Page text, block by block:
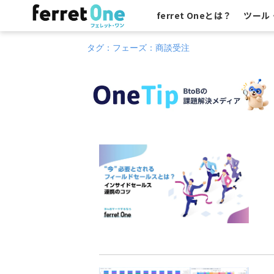
ferret Oneとは？ ツール
タグ：フェーズ：商談受注